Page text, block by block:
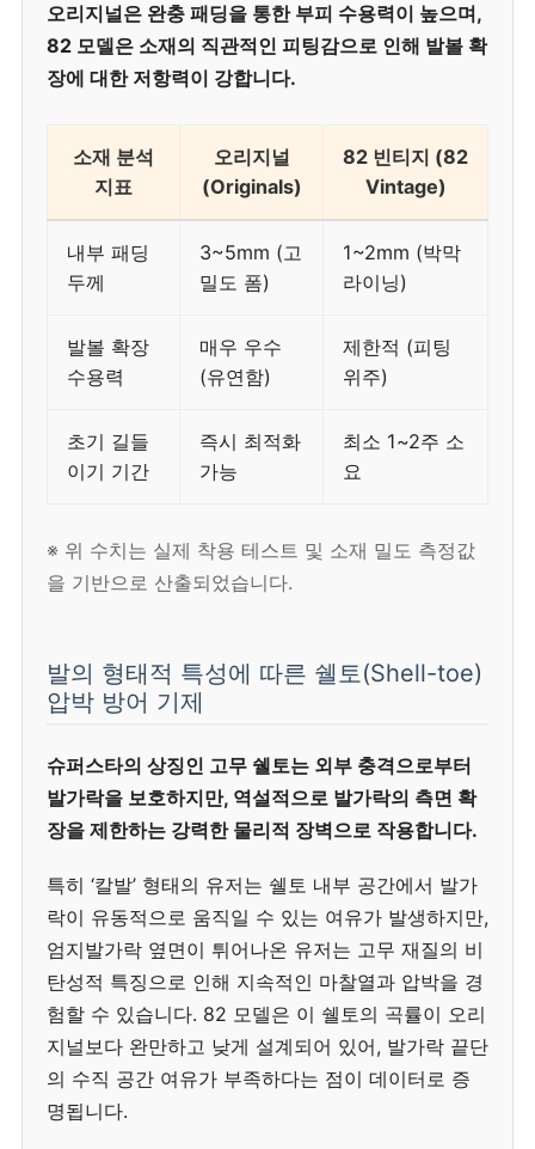
오리지널은 완충 패딩을 통한 부피 수용력이 높으며,
82 모델은 소재의 직관적인 피팅감으로 인해 발볼 확
장에 대한 저항력이 강합니다.
소재 분석
지표
오리지널
(Originals)
82 빈티지 (82
Vintage)
내부 패딩
두께
3~5mm (고
밀도 폼)
1~2mm (박막
라이닝)
발볼 확장
수용력
매우 우수
(유연함)
제한적 (피팅
위주)
초기 길들
이기 기간
즉시 최적화
가능
최소 1~2주 소
요
※ 위 수치는 실제 착용 테스트 및 소재 밀도 측정값
을 기반으로 산출되었습니다.
발의 형태적 특성에 따른 쉘토(Shell-toe)
압박 방어 기제
슈퍼스타의 상징인 고무 쉘토는 외부 충격으로부터
발가락을 보호하지만, 역설적으로 발가락의 측면 확
장을 제한하는 강력한 물리적 장벽으로 작용합니다.
특히 ‘칼발’ 형태의 유저는 쉘토 내부 공간에서 발가
락이 유동적으로 움직일 수 있는 여유가 발생하지만,
엄지발가락 옆면이 튀어나온 유저는 고무 재질의 비
탄성적 특징으로 인해 지속적인 마찰열과 압박을 경
험할 수 있습니다. 82 모델은 이 쉘토의 곡률이 오리
지널보다 완만하고 낮게 설계되어 있어, 발가락 끝단
의 수직 공간 여유가 부족하다는 점이 데이터로 증
명됩니다.